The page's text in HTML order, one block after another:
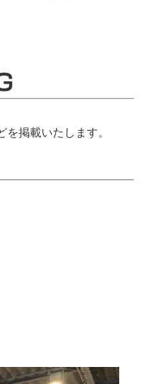
掲載いたします。